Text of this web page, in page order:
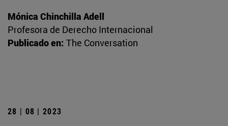
Mónica Chinchilla Adell
Profesora de Derecho Internacional
Publicado en: The Conversation
28 | 08 | 2023